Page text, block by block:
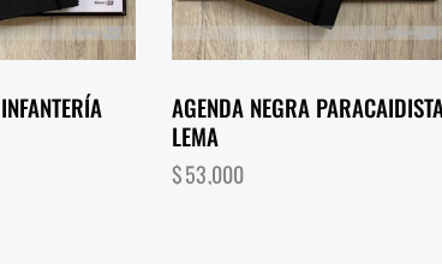
AGENDA NEGRA
LEMA
$53,000